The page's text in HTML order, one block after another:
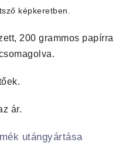
képkeretben.
200 grammos papírra
ár.
utángyártása